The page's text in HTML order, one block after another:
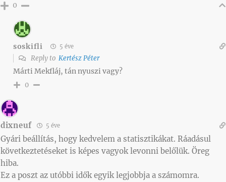
0
soskifli 5 éve
Reply to Kertész Péter
Márti Mekfláj, tán nyuszi vagy?
0
dixneuf 5 éve
Gyári beállítás, hogy kedvelem a statisztikákat. Ráadásul
következtetéseket is képes vagyok levonni belőlük. Öreg
hiba.
Ez a poszt az utóbbi idők egyik legjobbja a számomra.